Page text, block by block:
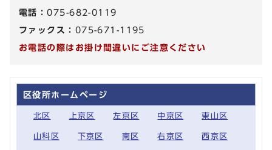
電話：075-682-0119
ファックス： 075-671-1195
お電話の際はお掛け間違いにご注意ください
区役所ホームページ
北区 上京区 左京区 中京区 東山区
山科区 下京区 南区 右京区 西京区